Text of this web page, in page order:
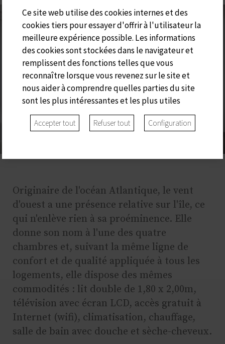
Originaire de l'océan Atlantique, le vent
d'ouest a une présence relative sur l'île, ce
qui n'enlève rien à sa proéminence. Elle
donne son nom à l'une des quatre
chambres et, suivant la même ligne de
confort et de qualité appliquée à tous les
logements, elle dispose des mêmes
commodités : lit double de 1,80 x 2,00m,
télévision avec écran LCD, accès gratuit à
Internet (wifi), climatisation, chauffage,
salle de bain avec douche et sèche-cheveux.
Ce site web utilise des cookies internes et des
cookies tiers pour essayer d'offrir à l'utilisateur la
meilleure expérience possible. Les informations
des cookies sont stockées dans le navigateur et
remplissent des fonctions telles que vous
reconnaître lorsque vous revenez sur le site et
nous aider à comprendre quelles parties du site
sont les plus intéressantes et les plus utiles
Accepter tout Refuser tout Configuration